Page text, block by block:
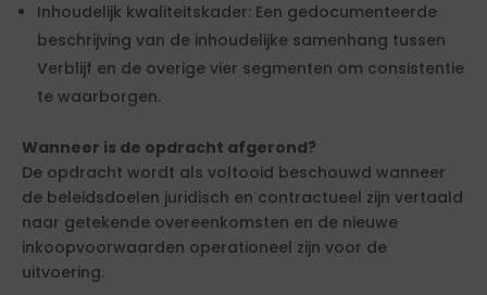
Inhoudelijk kwaliteitskader: Een gedocumenteerde
beschrijving van de inhoudelijke samenhang tussen
Verblijf en de overige vier segmenten om consistentie
te waarborgen.
Wanneer is de opdracht afgerond?
De opdracht wordt als voltooid beschouwd wanneer
de beleidsdoelen juridisch en contractueel zijn vertaald
naar getekende overeenkomsten en de nieuwe
inkoopvoorwaarden operationeel zijn voor de
uitvoering.